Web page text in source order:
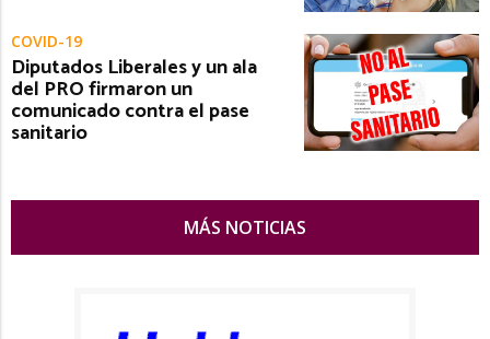
COVID-19
Diputados Liberales y un ala
del PRO firmaron un
comunicado contra el pase
sanitario
MÁS NOTICIAS